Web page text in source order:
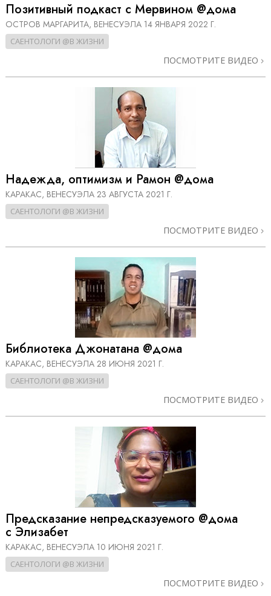
Позитивный подкаст с Мервином @дома
ОСТРОВ МАРГАРИТА, ВЕНЕСУЭЛА 14 ЯНВАРЯ 2022 Г.
САЕНТОЛОГИ @В ЖИЗНИ
ПОСМОТРИТЕ ВИДЕО
Надежда, оптимизм и Рамон @дома
КАРАКАС, ВЕНЕСУЭЛА 23 АВГУСТА 2021 Г.
САЕНТОЛОГИ @В ЖИЗНИ
ПОСМОТРИТЕ ВИДЕО
Библиотека Джонатана @дома
КАРАКАС, ВЕНЕСУЭЛА 28 ИЮНЯ 2021 Г.
САЕНТОЛОГИ @В ЖИЗНИ
ПОСМОТРИТЕ ВИДЕО
Предсказание непредсказуемого @дома
с Элизабет
КАРАКАС, ВЕНЕСУЭЛА 10 ИЮНЯ 2021 Г.
САЕНТОЛОГИ @В ЖИЗНИ
ПОСМОТРИТЕ ВИДЕО